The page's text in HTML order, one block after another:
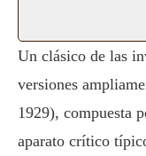
Un clásico de las
versiones
1929), compuesta
aparato crítico